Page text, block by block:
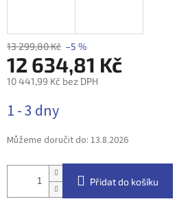
13 299,80 Kč –5 %
12 634,81 Kč
10 441,99 Kč bez DPH
cena:
1 - 3 dny
Můžeme doručit do: 13.8.2026
Přidat do košíku